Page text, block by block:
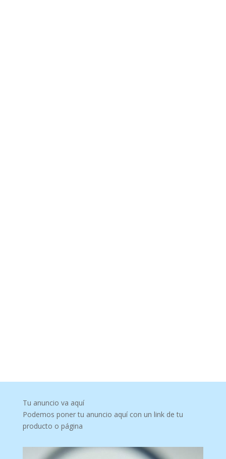
Tu anuncio va aquí
Podemos poner tu anuncio aquí con un link de tu
producto o página